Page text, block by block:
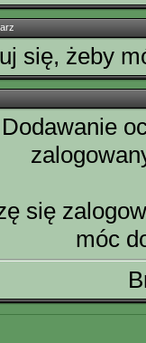
się, żeby
Dodawanie
się
móc